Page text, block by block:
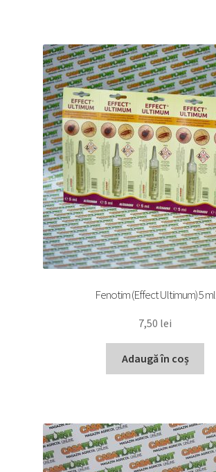
Fenotim (Effect Ultimum) 5 ml
7,50 lei
Adaugă în coș